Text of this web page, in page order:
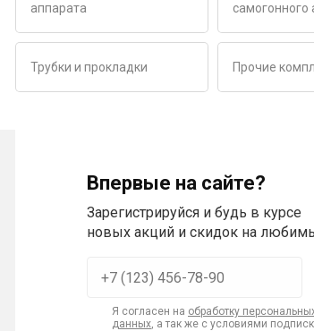
аппарата
самогонного
Трубки и прокладки Прочие
Впервые на сайте?
Зарегистрируйся и будь в курсе
новых акций и скидок на
Я согласен на обработку
данных, а так же с условиями